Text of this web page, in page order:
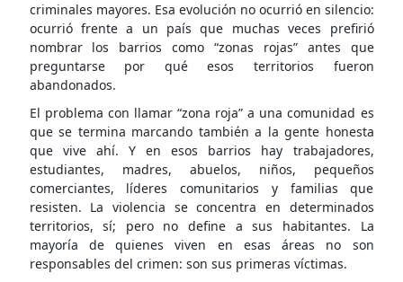
criminales mayores. Esa evolución no ocurrió en silencio:
ocurrió frente a un país que muchas veces prefirió
nombrar los barrios como “zonas rojas” antes que
preguntarse por qué esos territorios fueron
abandonados.
El problema con llamar “zona roja” a una comunidad es
que se termina marcando también a la gente honesta
que vive ahí. Y en esos barrios hay trabajadores,
estudiantes, madres, abuelos, niños, pequeños
comerciantes, líderes comunitarios y familias que
resisten. La violencia se concentra en determinados
territorios, sí; pero no define a sus habitantes. La
mayoría de quienes viven en esas áreas no son
responsables del crimen: son sus primeras víctimas.